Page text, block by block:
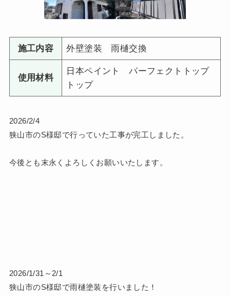
施工内容 外壁塗装 雨樋交換
使用材料
日本ペイント パーフェクトトップ
トップ
2026/2/4
狭山市のS様邸で行っていた工事が完工しました。
今後とも末永くよろしくお願いいたします。
2026/1/31～2/1
狭山市のS様邸で雨樋塗装を行いました！